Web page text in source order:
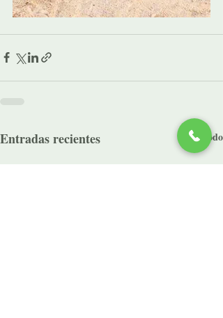
Entradas recientes Ver todo